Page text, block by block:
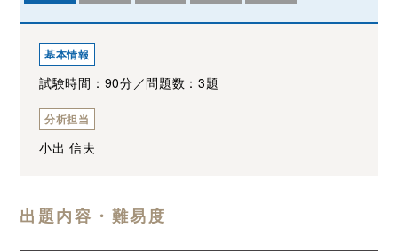
基本情報
試験時間：90分／問題数：3題
分析担当
小出 信夫
出題内容・難易度